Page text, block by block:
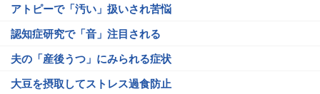
アトピーで「汚い」扱いされ苦悩
認知症研究で「音」注目される
夫の「産後うつ」にみられる症状
大豆を摂取してストレス過食防止